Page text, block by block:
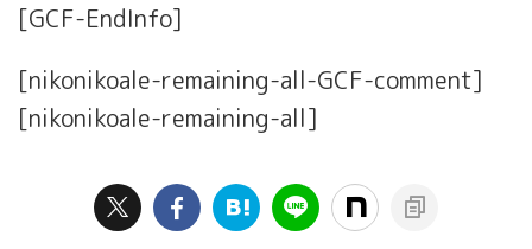
[GCF-EndInfo]
[nikonikoale-remaining-all-GCF-comment]
[nikonikoale-remaining-all]